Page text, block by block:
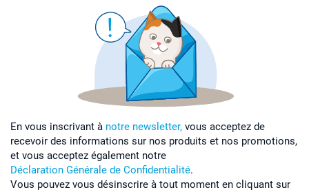
En vous inscrivant à notre newsletter, vous acceptez de
recevoir des informations sur nos produits et nos promotions,
et vous acceptez également notre
Déclaration Générale de Confidentialité.
Vous pouvez vous désinscrire à tout moment en cliquant sur